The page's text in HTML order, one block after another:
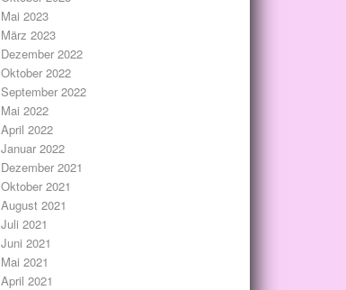
Mai 2023
März 2023
Dezember 2022
Oktober 2022
September 2022
Mai 2022
April 2022
Januar 2022
Dezember 2021
Oktober 2021
August 2021
Juli 2021
Juni 2021
Mai 2021
April 2021